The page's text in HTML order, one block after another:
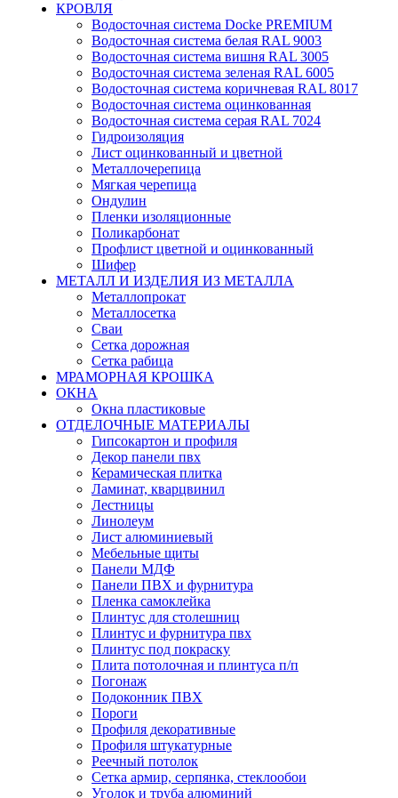
КРОВЛЯ
Водосточная система Docke PREMIUM
Водосточная система белая RAL 9003
Водосточная система вишня RAL 3005
Водосточная система зеленая RAL 6005
Водосточная система коричневая RAL 8017
Водосточная система оцинкованная
Водосточная система серая RAL 7024
Гидроизоляция
Лист оцинкованный и цветной
Металлочерепица
Мягкая черепица
Ондулин
Пленки изоляционные
Поликарбонат
Профлист цветной и оцинкованный
Шифер
МЕТАЛЛ И ИЗДЕЛИЯ ИЗ МЕТАЛЛА
Металлопрокат
Металлосетка
Сваи
Сетка дорожная
Сетка рабица
МРАМОРНАЯ КРОШКА
ОКНА
Окна пластиковые
ОТДЕЛОЧНЫЕ МАТЕРИАЛЫ
Гипсокартон и профиля
Декор панели пвх
Керамическая плитка
Ламинат, кварцвинил
Лестницы
Линолеум
Лист алюминиевый
Мебельные щиты
Панели МДФ
Панели ПВХ и фурнитура
Пленка самоклейка
Плинтус для столешниц
Плинтус и фурнитура пвх
Плинтус под покраску
Плита потолочная и плинтуса п/п
Погонаж
Подоконник ПВХ
Пороги
Профиля декоративные
Профиля штукатурные
Реечный потолок
Сетка армир, серпянка, стеклообои
Уголок и труба алюминий